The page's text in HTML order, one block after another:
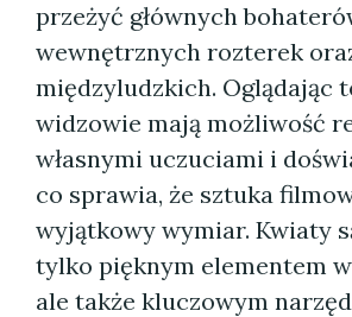
przeżyć głównych
wewnętrznych rozterek
międzyludzkich. Oglądając
widzowie mają możliwość
własnymi uczuciami i
co sprawia, że sztuka
wyjątkowy wymiar. Kwiaty
tylko pięknym elementem
ale także kluczowym